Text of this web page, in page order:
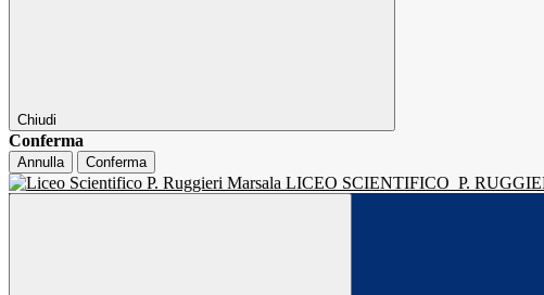
Chiudi
Conferma
Annulla Conferma
LICEO SCIENTIFICO P.